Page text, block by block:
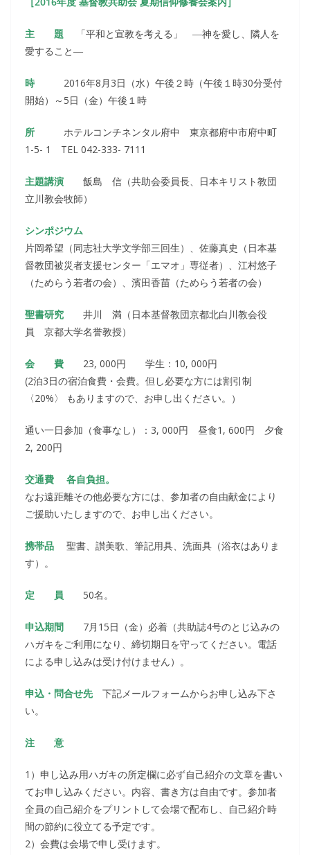
主 題 「平和と宣教を考える」 ―神を愛し、隣人を
愛すること―
時 2016年8月3日（水）午後２時（午後１時30分受付
開始）～5日（金）午後１時
所 ホテルコンチネンタル府中 東京都府中市府中町
1-5- 1 TEL 042-333- 7111
主題講演 飯島 信（共助会委員長、日本キリスト教団
立川教会牧師）
シンポジウム
片岡希望（同志社大学文学部三回生）、佐藤真史（日本基
督教団被災者支援センター「エマオ」専従者）、江村悠子
（ためらう若者の会）、濱田香苗（ためらう若者の会）
聖書研究 井川 満（日本基督教団京都北白川教会役
員 京都大学名誉教授）
会 費 23, 000円 学生：10, 000円
(2泊3日の宿泊食費・会費。但し必要な方には割引制
〈20%〉 もありますので、お申し出ください。）
通い一日参加（食事なし）：3, 000円 昼食1, 600円 夕食
2, 200円
交通費 各自負担。
なお遠距離その他必要な方には、参加者の自由献金により
ご援助いたしますので、お申し出ください。
携帯品 聖書、讃美歌、筆記用具、洗面具（浴衣はありま
す）。
定 員 50名。
申込期間 7月15日（金）必着（共助誌4号のとじ込みの
ハガキをご利用になり、締切期日を守ってください。電話
による申し込みは受け付けません）。
申込・問合せ先下記メールフォームからお申し込み下さ
い。
注 意
1）申し込み用ハガキの所定欄に必ず自己紹介の文章を書い
てお申し込みください。内容、書き方は自由です。参加者
全員の自己紹介をプリントして会場で配布し、自己紹介時
間の節約に役立てる予定です。
2）会費は会場で申し受けます。